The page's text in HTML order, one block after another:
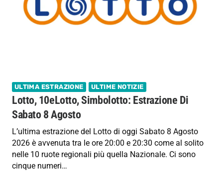
ULTIMA ESTRAZIONE ULTIME NOTIZIE
Lotto, 10eLotto, Simbolotto: Estrazione Di
Sabato 8 Agosto
L’ultima estrazione del Lotto di oggi Sabato 8 Agosto
2026 è avvenuta tra le ore 20:00 e 20:30 come al solito
nelle 10 ruote regionali più quella Nazionale. Ci sono
cinque numeri…